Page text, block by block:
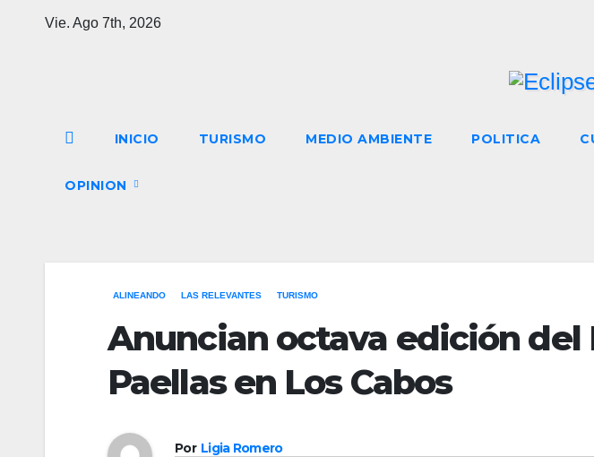
Vie. Ago 7th, 2026
INICIO TURISMO MEDIO AMBIENTE POLITICA
OPINION
ALINEANDO LAS RELEVANTES TURISMO
Anuncian octava edición del
Paellas en Los Cabos
Por Ligia Romero